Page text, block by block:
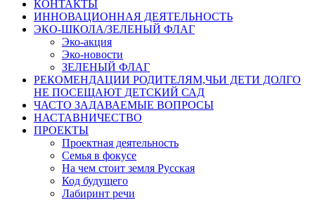
КОНТАКТЫ
ИННОВАЦИОННАЯ ДЕЯТЕЛЬНОСТЬ
ЭКО-ШКОЛА/ЗЕЛЕНЫЙ ФЛАГ
Эко-акция
Эко-новости
ЗЕЛЕНЫЙ ФЛАГ
РЕКОМЕНДАЦИИ РОДИТЕЛЯМ,ЧЬИ ДЕТИ ДОЛГО
НЕ ПОСЕЩАЮТ ДЕТСКИЙ САД
ЧАСТО ЗАДАВАЕМЫЕ ВОПРОСЫ
НАСТАВНИЧЕСТВО
ПРОЕКТЫ
Проектная деятельность
Семья в фокусе
На чем стоит земля Русская
Код будущего
Лабиринт речи